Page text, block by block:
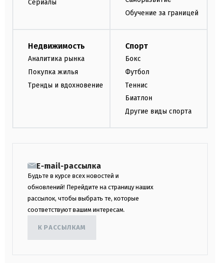
Сериалы
Обучение за границей
Недвижимость
Аналитика рынка
Покупка жилья
Тренды и вдохновение
Спорт
Бокс
Футбол
Теннис
Биатлон
Другие виды спорта
E-mail-рассылка
Будьте в курсе всех новостей и
обновлений! Перейдите на страницу наших
рассылок, чтобы выбрать те, которые
соответствуют вашим интересам.
К РАССЫЛКАМ